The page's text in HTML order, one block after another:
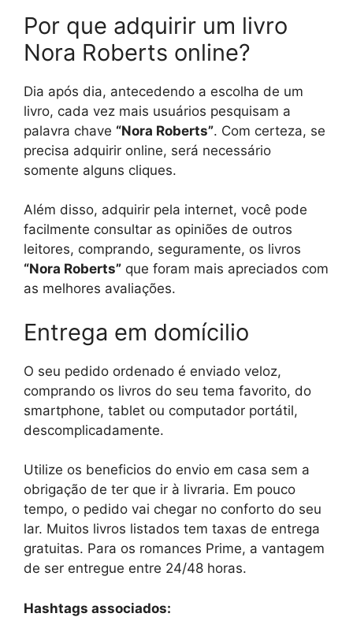
Por que adquirir um livro
Nora Roberts online?
Dia após dia, antecedendo a escolha de um
livro, cada vez mais usuários pesquisam a
palavra chave “Nora Roberts”. Com certeza, se
precisa adquirir online, será necessário
somente alguns cliques.
Além disso, adquirir pela internet, você pode
facilmente consultar as opiniões de outros
leitores, comprando, seguramente, os livros
“Nora Roberts” que foram mais apreciados com
as melhores avaliações.
Entrega em domícilio
O seu pedido ordenado é enviado veloz,
comprando os livros do seu tema favorito, do
smartphone, tablet ou computador portátil,
descomplicadamente.
Utilize os beneficios do envio em casa sem a
obrigação de ter que ir à livraria. Em pouco
tempo, o pedido vai chegar no conforto do seu
lar. Muitos livros listados tem taxas de entrega
gratuitas. Para os romances Prime, a vantagem
de ser entregue entre 24/48 horas.
Hashtags associados: